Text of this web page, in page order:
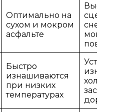
Оптимально на
сухом и мокром
асфальте
Высокое
снегу,
мокрых
Быстро
изнашиваются
при низких
температурах
износу
дорогах